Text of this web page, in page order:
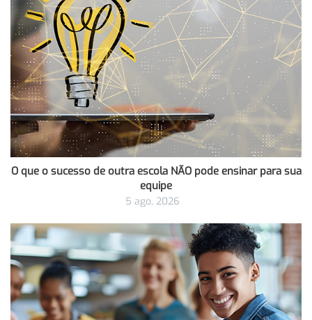
O que o sucesso de outra escola NÃO pode ensinar para sua
equipe
5 ago, 2026